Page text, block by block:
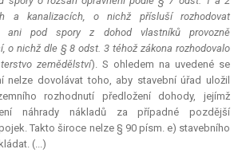
a kanalizacích, o nichž přísluší rozhodovat
ani pod spory z dohod vlastníků provozně
o nichž dle § 8 odst. 3 téhož zákona rozhodovalo
zemědělství). S ohledem na uvedené se
nelze dovolávat toho, aby stavební úřad uložil
rozhodnutí předložení dohody, jejímž
náhrady nákladů za případné pozdější
Takto široce nelze § 90 písm. e) stavebního
(...)